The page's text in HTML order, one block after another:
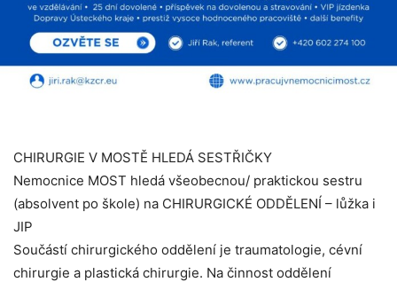
CHIRURGIE V MOSTĚ HLEDÁ SESTŘIČKY
Nemocnice MOST hledá všeobecnou/ praktickou sestru
(absolvent po škole) na CHIRURGICKÉ ODDĚLENÍ – lůžka i
JIP
Součástí chirurgického oddělení je traumatologie, cévní
chirurgie a plastická chirurgie. Na činnost oddělení